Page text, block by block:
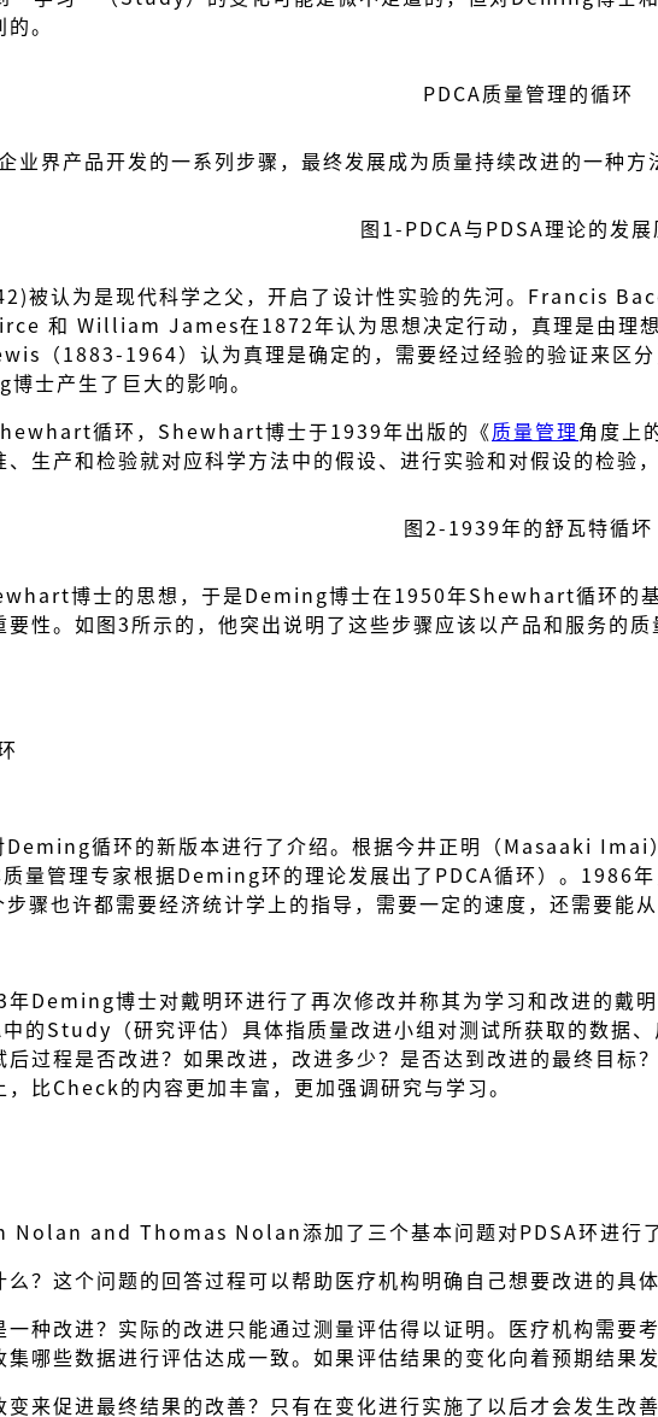
。
PDCA质量管理的循环
业界产品开发的一系列步骤，最终发展成为质量持续改进的一种方
图1-PDCA与PDSA理论的发展
认为是现代科学之父，开启了设计性实验的先河。Francis
和 William James在1872年认为思想决定行动，真理是由理
（1883-1964）认为真理是确定的，需要经过经验的验证来区
士产生了巨大的影响。
循环，Shewhart博士于1939年出版的《质量管理角度上
生产和检验就对应科学方法中的假设、进行实验和对假设的检验
图2-1939年的舒瓦特循坏
博士的思想，于是Deming博士在1950年Shewhart循环的
要性。如图3所示的，他突出说明了这些步骤应该以产品和服务的
循环的新版本进行了介绍。根据今井正明（Masaaki Imai
量管理专家根据Deming环的理论发展出了PDCA循环）。1986
骤也许都需要经济统计学上的指导，需要一定的速度，还需要能
Deming博士对戴明环进行了再次修改并称其为学习和改进的戴
的Study（研究评估）具体指质量改进小组对测试所获取的数据
过程是否改进？如果改进，改进多少？是否达到改进的最终目
比Check的内容更加丰富，更加强调研究与学习。
and Thomas Nolan添加了三个基本问题对PDSA环进行了
？这个问题的回答过程可以帮助医疗机构明确自己想要改进的具
种改进？实际的改进只能通过测量评估得以证明。医疗机构需
哪些数据进行评估达成一致。如果评估结果的变化向着预期结果
来促进最终结果的改善？只有在变化进行实施了以后才会发生改